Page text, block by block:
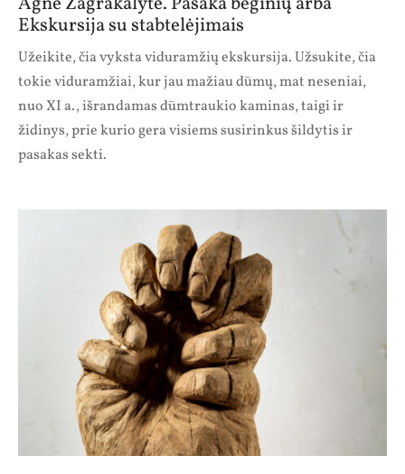
Ekskursija su stabtelėjimais
Užeikite, čia vyksta viduramžių ekskursija. Užsukite, čia
tokie viduramžiai, kur jau mažiau dūmų, mat neseniai,
nuo XI a., išrandamas dūmtraukio kaminas, taigi ir
židinys, prie kurio gera visiems susirinkus šildytis ir
pasakas sekti.